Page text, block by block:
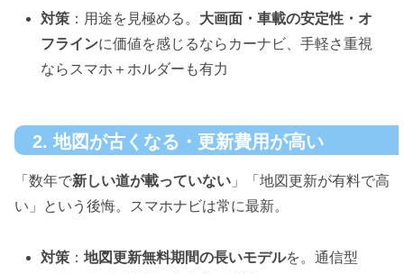
対策 ：用途を見極める。 大画面・車載の安定性・オ
フラインに価値を感じるならカーナビ、手軽さ重視
ならスマホ＋ホルダーも有力
2. 地図が古くなる・更新費用が高い
「数年で新しい道が載っていない 」「地図更新が有料で高
い」という後悔。スマホナビは常に最新。
対策 ：地図更新無料期間の長いモデルを。通信型